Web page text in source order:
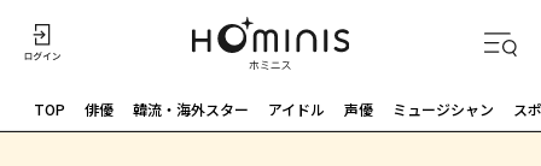
TOP 俳優 韓流・海外スター アイドル 声優 ミュージシャン ス